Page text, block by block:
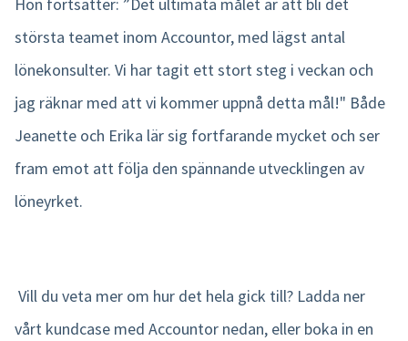
största teamet inom Accountor, med lägst antal
lönekonsulter. Vi har tagit ett stort steg i veckan och
jag räknar med att vi kommer uppnå detta mål!" Både
Jeanette och Erika lär sig fortfarande mycket och ser
fram emot att följa den spännande utvecklingen av
löneyrket.
Vill du veta mer om hur det hela gick till? Ladda ner
vårt kundcase med Accountor nedan, eller boka in en